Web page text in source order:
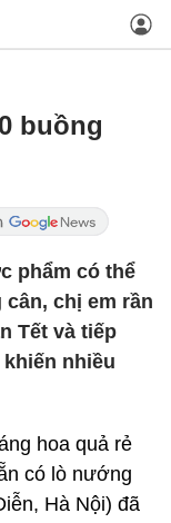
buồng
phẩm có thể
chị em rần
Tết và tiếp
nhiều
hoa quả rẻ
có lò nướng
Hà Nội) đã